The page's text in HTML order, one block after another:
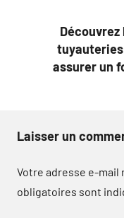
assurer un
Laisser un
Votre adresse e-mail
obligatoires sont